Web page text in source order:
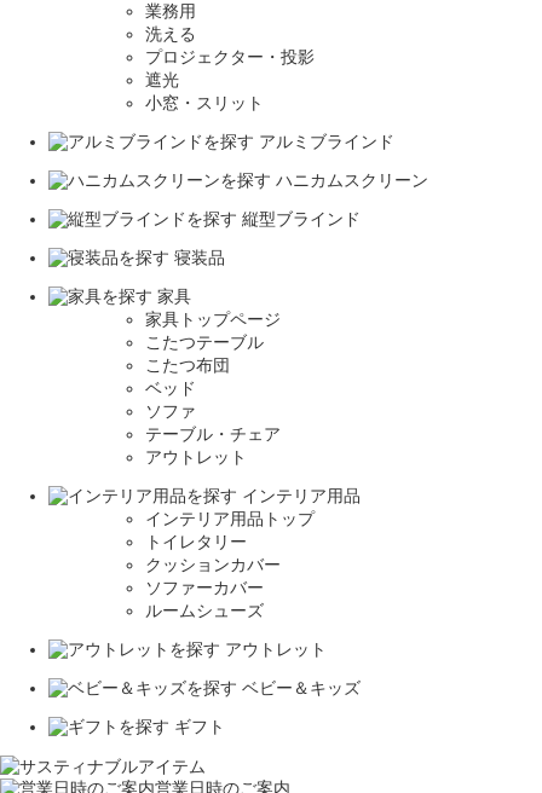
業務用
洗える
プロジェクター・投影
遮光
小窓・スリット
アルミブラインド
ハニカムスクリーン
縦型ブラインド
寝装品
家具
家具トップページ
こたつテーブル
こたつ布団
ベッド
ソファ
テーブル・チェア
アウトレット
インテリア用品
インテリア用品トップ
トイレタリー
クッションカバー
ソファーカバー
ルームシューズ
アウトレット
ベビー＆キッズ
ギフト
営業日時のご案内